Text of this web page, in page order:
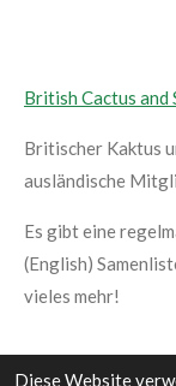
Diese Website
British Cactus and
Britischer Kaktus
ausländische
Es gibt eine
(English)
vieles mehr!